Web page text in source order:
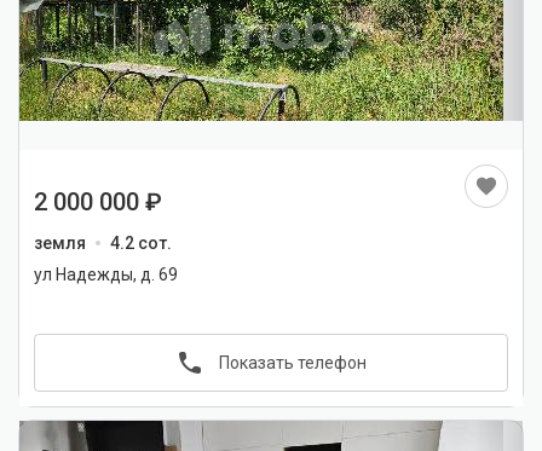
1/4
2 000 000
земля
4.2 сот.
ул Надежды, д. 69
Показать телефон